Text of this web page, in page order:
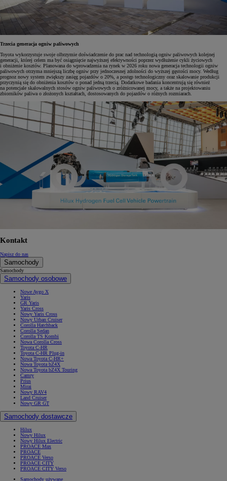
Trzecia generacja ogniw paliwowych
Toyota wykorzystuje swoje olbrzymie doświadczenie do prac nad technologią ogniw paliwowych kolejnej
generacji, której celem ma być osiągnięcie najwyższej efektywności poprzez wydłużenie cykli życiowych
i obniżenie kosztów. Planowana do wprowadzenia na rynek w 2026 roku nowa generacja technologii ogniw
paliwowych otrzyma mniejszą liczbę ogniw przy jednoczesnej zdolności do wyższej gęstości mocy. Według
prognoz nowy system zwiększy zasięg pojazdów o 20%, a postęp technologiczny oraz skalowanie produkcji
przyczynią się do obniżenia kosztów o ponad jedną trzecią. Dodatkowe badania koncentrują się również
na potencjale skalowalnych stosów ogniw paliwowych o zróżnicowanej mocy, a także na projektowaniu
zbiorników paliwa o złożonych kształtach, dostosowanych do pojazdów o różnych rozmiarach.
Kontakt
Napisz do nas
Samochody
Samochody
Samochody osobowe
Nowe Aygo X
Yaris
GR Yaris
Yaris Cross
Nowy Yaris Cross
Nowy Urban Cruiser
Corolla Hatchback
Corolla Sedan
Corolla TS Kombi
Nowa Corolla Cross
Toyota C-HR
Toyota C-HR Plug-in
Nowa Toyota C-HR+
Nowa Toyota bZ4X
Nowa Toyota bZ4X Touring
Camry
Prius
Mirai
Nowy RAV4
Land Cruiser
Nowy GR GT
Samochody dostawcze
Hilux
Nowy Hilux
Nowy Hilux Electric
PROACE Max
PROACE
PROACE Verso
PROACE CITY
PROACE CITY Verso
Samochody używane